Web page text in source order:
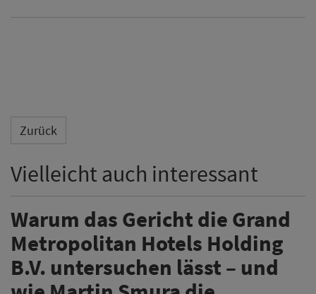
Zurück
Vielleicht auch interessant
Warum das Gericht die Grand
Metropolitan Hotels Holding
B.V. untersuchen lässt – und